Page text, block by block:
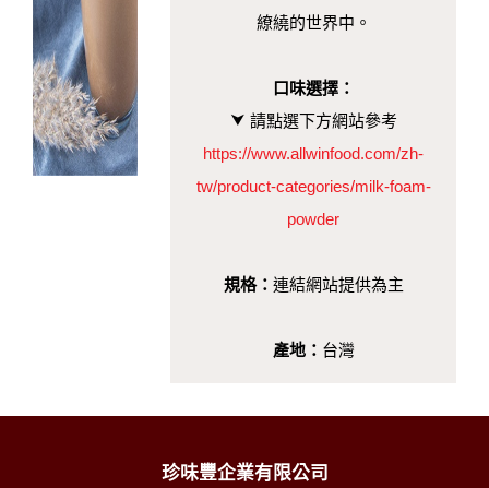
繚繞的世界中。
口味選擇：
⮟ 請點選下方網站參考
https://www.allwinfood.com/zh-
tw/product-categories/milk-foam-
powder
規格： 連結網站提供為主
產地： 台灣
珍味豐企業有限公司